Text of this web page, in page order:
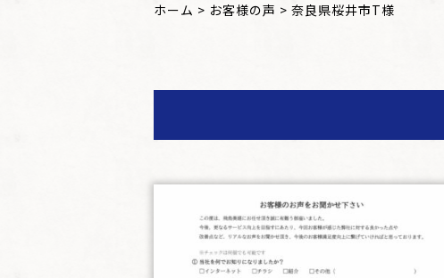
ホーム > お客様の声 > 奈良県桜井市T様